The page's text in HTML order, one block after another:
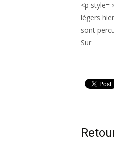
<p style=
légers
sont
Sur